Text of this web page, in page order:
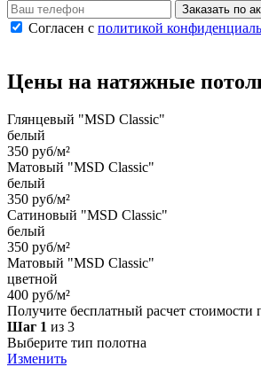
Заказать по
Согласен с политикой
Цены на натяжные
Глянцевый "MSD Classic"
белый
350 руб/м²
Матовый "MSD Classic"
белый
350 руб/м²
Сатиновый "MSD Classic"
белый
350 руб/м²
Матовый "MSD Classic"
цветной
400 руб/м²
Получите бесплатный расчет стоимости
Шаг 1 из 3
Выберите тип полотна
Изменить